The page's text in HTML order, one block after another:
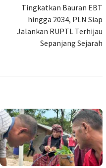
Tingkatkan Bauran EBT
hingga 2034, PLN Siap
Jalankan RUPTL Terhijau
Sepanjang Sejarah